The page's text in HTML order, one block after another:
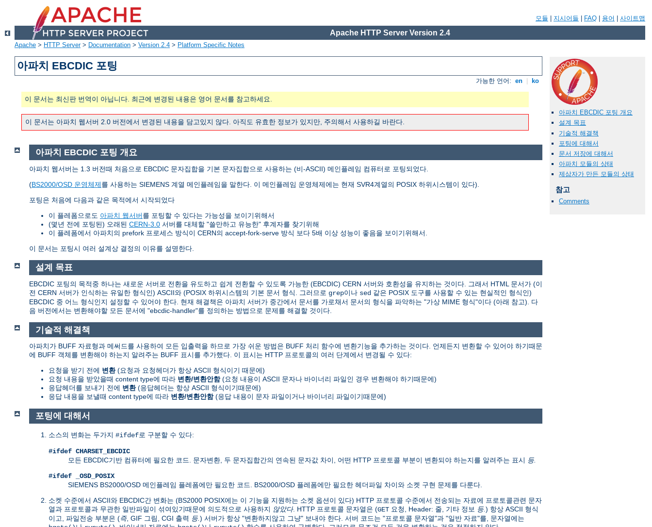
모듈 지시어들 FAQ 용어 사이트맵
Apache HTTP Server Version 2.4
Apache > HTTP Server> Documentation > Version 2.4 > Platform Specific Notes
아파치 EBCDIC 포팅
가능한 언어: en ko
이 문서는 최신판 번역이 아닙니다. 최근에 변경된 내용은 영어 문서를 참고하세요.
이 문서는 아파치 웹서버 2.0 버전에서 변경된 내용을 담고있지 않다. 아직도 유효한 정보가 있지만, 주의해서 사용하길 바란다.
아파치 EBCDIC 포팅 개요
설계 목표
기술적 해결책
포팅에 대해서
문서 저장에 대해서
아파치 모듈의 상태
제삼자가 만든 모듈의 상태
참고
Comments
아파치 EBCDIC 포팅 개요
아파치 웹서버는 1.3 버전때 처음으로 EBCDIC 문자집합을 기본 문자집합으로 사용하는 (비-ASCII) 메인플레임 컴퓨터로 포팅되었다.
(BS2000/OSD 운영체제를 사용하는 SIEMENS 계열 메인플레임을 말한다. 이 메인플레임 운영체제에는 현재 SVR4계열의 POSIX 하위시스템이 있다).
포팅은 처음에 다음과 같은 목적에서 시작되었다
이 플레폼으로도 아파치 웹서버를 포팅할 수 있다는 가능성을 보이기위해서
(몇년 전에 포팅된) 오래된 CERN-3.0 서버를 대체할 "쓸만하고 유능한" 후계자를 찾기위해
이 플레폼에서 아파치의 prefork 프로세스 방식이 CERN의 accept-fork-serve 방식 보다 5배 이상 성능이 좋음을 보이기위해서.
이 문서는 포팅시 여러 설계상 결정의 이유를 설명한다.
설계 목표
EBCDIC 포팅의 목적중 하나는 새로운 서버로 전환을 유도하고 쉽게 전환할 수 있도록 가능한 (EBCDIC) CERN 서버와 호환성을 유지하는 것이다. 그래서 HTML 문서가 (이
전 CERN 서버가 인식하는 유일한 형식인) ASCII와 (POSIX 하위시스템의 기본 문서 형식. 그러므로 grep이나 sed 같은 POSIX 도구를 사용할 수 있는 현실적인 형식인)
EBCDIC 중 어느 형식인지 설정할 수 있어야 한다. 현재 해결책은 아파치 서버가 중간에서 문서를 가로채서 문서의 형식을 파악하는 "가상 MIME 형식"이다 (아래 참고). 다
음 버전에서는 변환해야할 모든 문서에 "ebcdic-handler"를 정의하는 방법으로 문제를 해결할 것이다.
기술적 해결책
아파치가 BUFF 자료형과 메써드를 사용하여 모든 입출력을 하므로 가장 쉬운 방법은 BUFF 처리 함수에 변환기능을 추가하는 것이다. 언제든지 변환할 수 있어야 하기때문
에 BUFF 객체를 변환해야 하는지 알려주는 BUFF 표시를 추가했다. 이 표시는 HTTP 프로토콜의 여러 단계에서 변경될 수 있다:
요청을 받기 전에 변환(요청과 요청헤더가 항상 ASCII 형식이기 때문에)
요청 내용을 받았을때 content type에 따라 변환/변환안함(요청 내용이 ASCII 문자나 바이너리 파일인 경우 변환해야 하기때문에)
응답헤더를 보내기 전에 변환(응답헤더는 항상 ASCII 형식이기때문에)
응답 내용을 보낼때 content type에 따라 변환/변환안함(응답 내용이 문자 파일이거나 바이너리 파일이기때문에)
포팅에 대해서
소스의 변화는 두가지 #ifdef로 구분할 수 있다:
#ifdef CHARSET_EBCDIC
모든 EBCDIC기반 컴퓨터에 필요한 코드. 문자변환, 두 문자집합간의 연속된 문자값 차이, 어떤 HTTP 프로토콜 부분이 변환되야 하는지를 알려주는 표시 등.
#ifdef _OSD_POSIX
SIEMENS BS2000/OSD 메인플레임 플레폼에만 필요한 코드. BS2000/OSD 플레폼에만 필요한 헤더파일 차이와 소켓 구현 문제를 다룬다.
소켓 수준에서 ASCII와 EBCDIC간 변화는 (BS2000 POSIX에는 이 기능을 지원하는 소켓 옵션이 있다) HTTP 프로토콜 수준에서 전송되는 자료에 프로토콜관련 문자
열과 프로토콜과 무관한 일반파일이 섞여있기때문에 의도적으로 사용하지 않았다. HTTP 프로토콜 문자열은 (GET 요청, Header: 줄, 기타 정보 등. ) 항상 ASCII 형식
이고, 파일전송 부분은 (즉, GIF 그림, CGI 출력 등. ) 서버가 항상 "변환하지않고 그냥" 보내야 한다. 서버 코드는 "프로토콜 문자열"과 "일반 자료"를, 문자열에는